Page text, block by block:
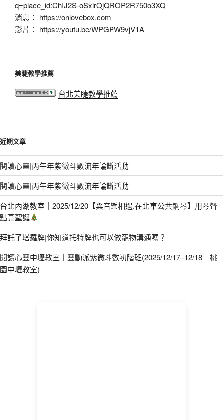
q=place_id:ChIJ2S-oSxirQjQROP2R750o3XQ
消息： https://onlovebox.com
影片： https://youtu.be/WPGPW9vjV1A
美睫教學推薦
台北美睫教學推薦
近期文章
閱讀心靈|丙午年紫微斗數流年論斷活動
閱讀心靈|丙午年紫微斗數流年論斷活動
台北內湖教室｜2025/12/20【與音樂相遇.在北車公共鋼琴】用琴聲
點亮聖誕
拜託了塔羅牌|你知道托特牌也可以做寵物溝通嗎？
閱讀心靈中壢教室｜靈動派紫微斗數初階班(2025/12/17–12/18｜桃
園中壢教室)